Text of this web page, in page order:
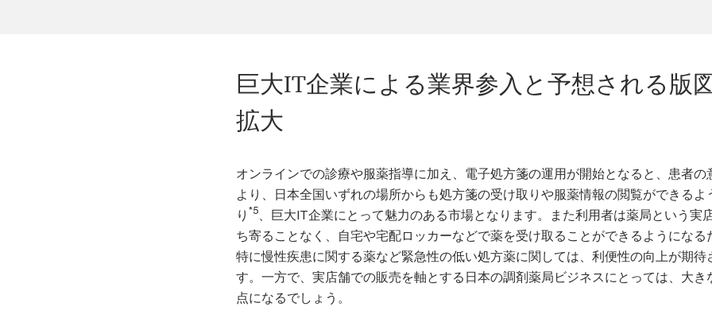
巨大IT企業による業界参入と予想される版
拡大
オンラインでの診療や服薬指導に加え、電子処方箋の運用が開始となると、患者の
より、日本全国いずれの場所からも処方箋の受け取りや服薬情報の閲覧ができるよ
り *5 、巨大IT企業にとって魅力のある市場となります。また利用者は薬局という実
ち寄ることなく、自宅や宅配ロッカーなどで薬を受け取ることができるようになる
特に慢性疾患に関する薬など緊急性の低い処方薬に関しては、利便性の向上が期待
す。一方で、実店舗での販売を軸とする日本の調剤薬局ビジネスにとっては、大き
点になるでしょう。